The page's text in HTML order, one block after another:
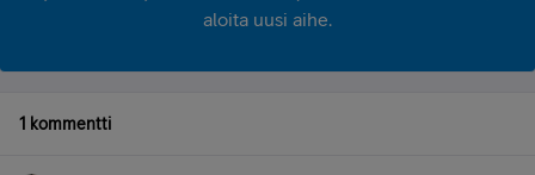
aloita uusi aihe.
1 kommentti